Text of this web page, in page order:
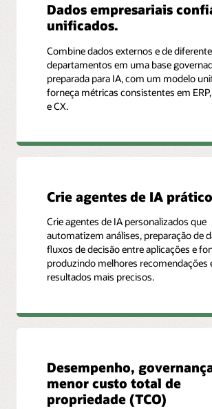
Dados empresariais
unificados.
Combine dados externos e de
departamentos em uma base
preparada para IA, com um modelo
forneça métricas consistentes em
e CX.
Crie agentes de IA
Crie agentes de IA personalizados que
automatizem análises, preparação de
fluxos de decisão entre aplicações e
produzindo melhores recomendações
resultados mais precisos.
Desempenho,
menor custo total de
propriedade (TCO)